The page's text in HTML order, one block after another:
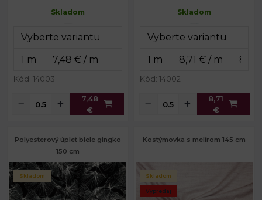
Skladom
Kód: 14003
7,48
€
Skladom
Kód: 14002
8,71
€
Polyesterový úplet biele gingko
150 cm
Skladom
Kostýmovka s melírom 145 cm
Skladom
Výpredaj